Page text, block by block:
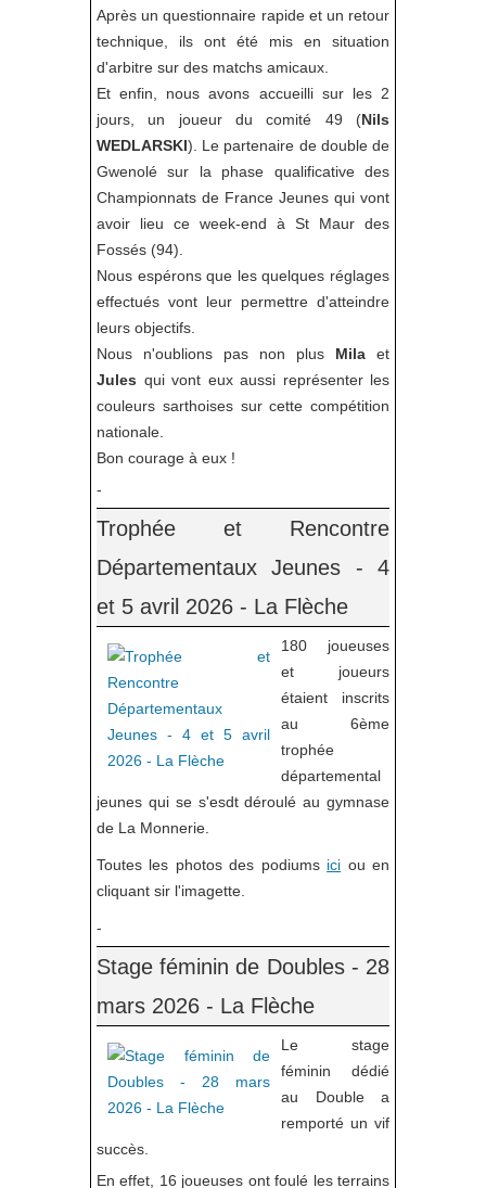
Après un questionnaire rapide et un retour
technique, ils ont été mis en situation
d'arbitre sur des matchs amicaux.
Et enfin, nous avons accueilli sur les 2
jours, un joueur du comité 49 (Nils
WEDLARSKI). Le partenaire de double de
Gwenolé sur la phase qualificative des
Championnats de France Jeunes qui vont
avoir lieu ce week-end à St Maur des
Fossés (94).
Nous espérons que les quelques réglages
effectués vont leur permettre d'atteindre
leurs objectifs.
Nous n'oublions pas non plus Mila et
Jules qui vont eux aussi représenter les
couleurs sarthoises sur cette compétition
nationale.
Bon courage à eux !
-
Trophée et Rencontre
Départementaux Jeunes - 4
et 5 avril 2026 - La Flèche
180 joueuses
et joueurs
étaient inscrits
au 6ème
trophée
départemental
jeunes qui se s'esdt déroulé au gymnase
de La Monnerie.
Toutes les photos des podiums ici ou en
cliquant sir l'imagette.
-
Stage féminin de Doubles - 28
mars 2026 - La Flèche
Le stage
féminin dédié
au Double a
remporté un vif
succès.
En effet, 16 joueuses ont foulé les terrains